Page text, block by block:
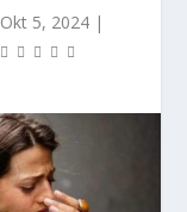
Okt 5, 2024 |